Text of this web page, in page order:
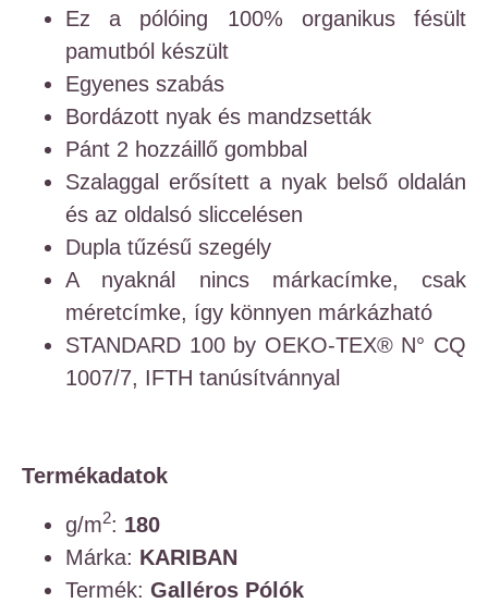
Ez a pólóing 100% organikus fésült
pamutból készült
Egyenes szabás
Bordázott nyak és mandzsetták
Pánt 2 hozzáillő gombbal
Szalaggal erősített a nyak belső oldalán
és az oldalsó sliccelésen
Dupla tűzésű szegély
A nyaknál nincs márkacímke, csak
méretcímke, így könnyen márkázható
STANDARD 100 by OEKO-TEX® N° CQ
1007/7, IFTH tanúsítvánnyal
Termékadatok
g/m2: 180
Márka: KARIBAN
Termék: Galléros Pólók